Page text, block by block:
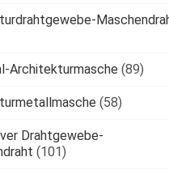
Architekturmasche (89)
(58)
Drahtgewebe-
(101)